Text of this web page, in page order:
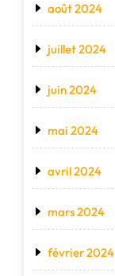
août 2024
juillet 2024
juin 2024
mai 2024
avril 2024
mars 2024
février 2024